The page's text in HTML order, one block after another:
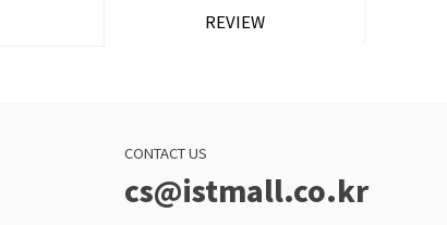
REVIEW
CONTACT US
cs@istmall.co.kr